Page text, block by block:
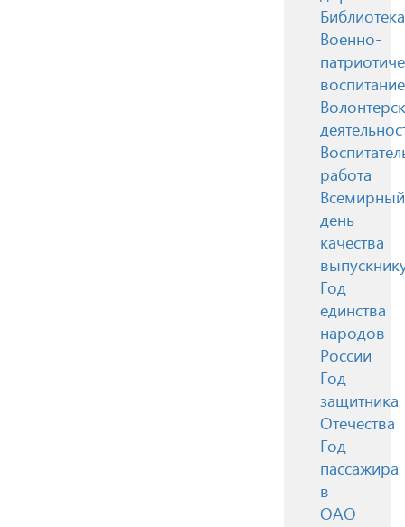
Библиотека
Военно-
воспитание
работа
Всемирный
день
качества
Год
единства
народов
России
Год
защитника
Отечества
Год
пассажира
в
ОАО